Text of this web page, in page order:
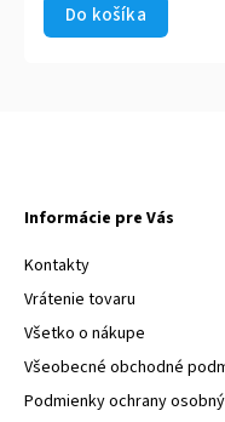
Do košíka
Informácie pre Vás
Kontakty
Vrátenie tovaru
Všetko o nákupe
Všeobecné obchodné
Podmienky ochrany